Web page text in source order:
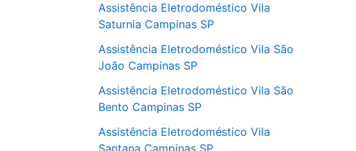
Assistência Eletrodoméstico Vila
Saturnia Campinas SP
Assistência Eletrodoméstico Vila São
João Campinas SP
Assistência Eletrodoméstico Vila São
Bento Campinas SP
Assistência Eletrodoméstico Vila
Santana Campinas SP